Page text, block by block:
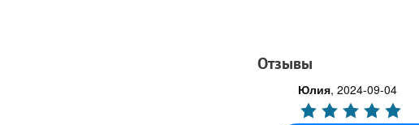
Отзывы
Юлия, 2024-09-04